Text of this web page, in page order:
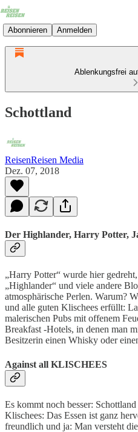
Abonnieren Anmelden
Ablenkungsfrei
Schottland
ReisenReisen Media
Dez. 07, 2018
Der Highlander, Harry Potter,
„Harry Potter“ wurde hier
„Highlander“ und viele andere
atmosphärische Perlen. Warum?
und alle guten Klischees erfüllt:
malerischen Pubs mit offenem
Breakfast -Hotels, in denen man
Besitzerin einen Whisky oder
Against all KLISCHEES
Es kommt noch besser:
Klischees: Das Essen ist ganz
freundlich und ja: Man versteht